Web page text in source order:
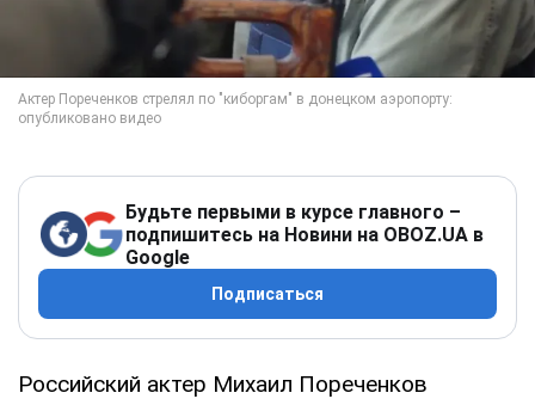
Будьте первыми в курсе главного –
подпишитесь на Новини на OBOZ.UA в
Google
Подписаться
Российский актер Михаил Пореченков